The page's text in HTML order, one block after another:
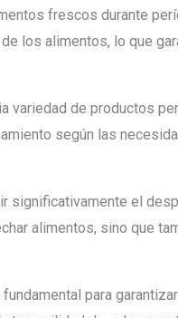
frescos durante
los alimentos, lo que
variedad de productos
según las
significativamente el
alimentos, sino que
para